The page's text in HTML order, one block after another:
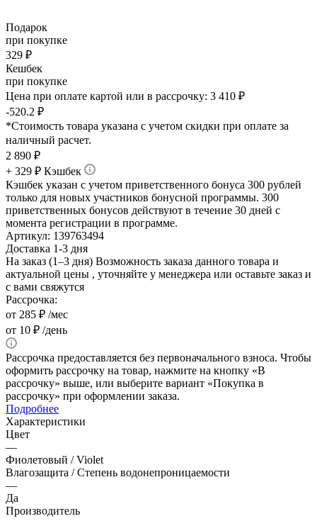
Подарок
при покупке
329 ₽
Кешбек
при покупке
Цена при оплате картой или в рассрочку: 3 410 ₽
-520.2 ₽
*Стоимость товара указана с учетом скидки при оплате за
наличный расчет.
2 890 ₽
+ 329 ₽ Кэшбек
Кэшбек указан с учетом приветственного бонуса 300 рублей
только для новых участников бонусной программы. 300
приветственных бонусов действуют в течение 30 дней с
момента регистрации в программе.
Артикул: 139763494
Доставка 1-3 дня
На заказ (1–3 дня) Возможность заказа данного товара и
актуальной цены , уточняйте у менеджера или оставьте заказ и
с вами свяжутся
Рассрочка:
от 285 ₽ /мес
от 10 ₽ /день
Рассрочка предоставляется без первоначального взноса. Чтобы
оформить рассрочку на товар, нажмите на кнопку «В
рассрочку» выше, или выберите вариант «Покупка в
рассрочку» при оформлении заказа.
Подробнее
Характеристики
Цвет
—
Фиолетовый / Violet
Влагозащита / Степень водонепроницаемости
—
Да
Производитель